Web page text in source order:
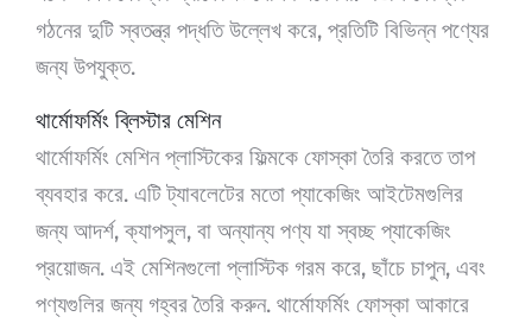
গঠনের দুটি স্বতন্ত্র পদ্ধতি উল্লেখ করে, প্রতিটি বিভিন্ন পণ্যের
জন্য উপযুক্ত.
থার্মোফর্মিং ব্লিস্টার মেশিন
থার্মোফর্মিং মেশিন প্লাস্টিকের ফিল্মকে ফোস্কা তৈরি করতে তাপ
ব্যবহার করে. এটি ট্যাবলেটের মতো প্যাকেজিং আইটেমগুলির
জন্য আদর্শ, ক্যাপসুল, বা অন্যান্য পণ্য যা স্বচ্ছ প্যাকেজিং
প্রয়োজন. এই মেশিনগুলো প্লাস্টিক গরম করে, ছাঁচে চাপুন, এবং
পণ্যগুলির জন্য গহ্বর তৈরি করুন. থার্মোফর্মিং ফোস্কা আকারে